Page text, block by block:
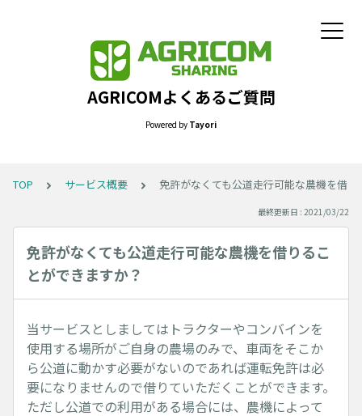
AGRICOMよくあるご質問
Powered by Tayori
TOP サービス概要 免許がなくても公道走行可能な農機を借
最終更新日 : 2021/03/22
免許がなくても公道走行可能な農機を借りるこ
とができますか？
当サービスとしましてはトラクターやコンバインを
使用する場所がご自身の農場のみで、車両をそこか
ら公道に動かす必要がないのであれば運転免許は必
要になりませんので借りていただくことができます。
ただし公道での利用がある場合には、農機によって